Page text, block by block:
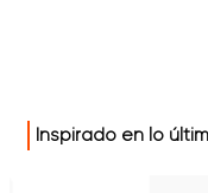
Inspirado en lo